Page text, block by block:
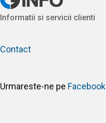
Informatii si servicii clienti
Contact
Urmareste-ne pe Facebook